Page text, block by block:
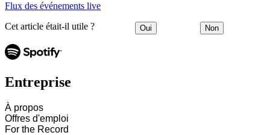
Flux des événements live
Cet article était-il utile ? Oui Non
Entreprise
À propos
Offres d'emploi
For the Record